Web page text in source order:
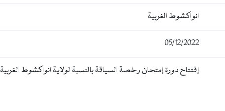
انواكشوط الغربية
05/12/2022
إفتتاح دورة إمتحان رخصة السياقة بالنسبة لولاية انواكشوط الغربية